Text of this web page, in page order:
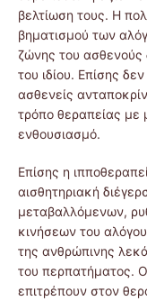
βελτίωση τους. Η
βηματισμού των
ζώνης του ασθενούς
του ιδίου. Επίσης
ασθενείς
τρόπο θεραπείας
ενθουσιασμό.
Επίσης η
αισθητηριακή
μεταβαλλόμενων,
κινήσεων του
της ανθρώπινης
του περπατήματος.
επιτρέπουν στον